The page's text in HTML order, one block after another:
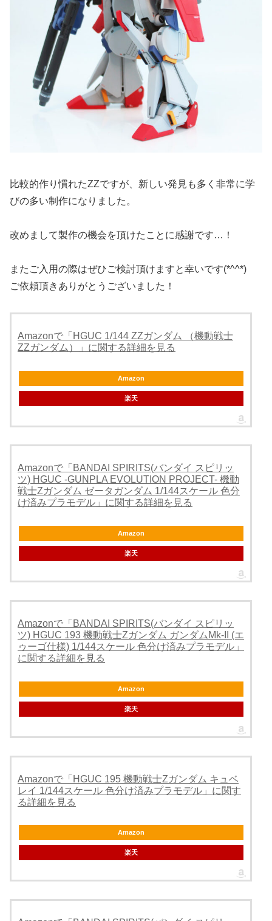
比較的作り慣れたZZですが、新しい発見も多く非常に学
びの多い制作になりました。
改めまして製作の機会を頂けたことに感謝です…！
またご入用の際はぜひご検討頂けますと幸いです(*^^*)
ご依頼頂きありがとうございました！
Amazonで「HGUC 1/144 ZZガンダム （機動戦士
ZZガンダム）」に関する詳細を見る
Amazon
楽天
Amazonで「BANDAI SPIRITS(バンダイ スピリッ
ツ) HGUC -GUNPLA EVOLUTION PROJECT- 機動
戦士Zガンダム ゼータガンダム 1/144スケール 色分
け済みプラモデル」に関する詳細を見る
Amazon
楽天
Amazonで「BANDAI SPIRITS(バンダイ スピリッ
ツ) HGUC 193 機動戦士Zガンダム ガンダムMk-II (エ
ゥーゴ仕様) 1/144スケール 色分け済みプラモデル」
に関する詳細を見る
Amazon
楽天
Amazonで「HGUC 195 機動戦士Zガンダム キュベ
レイ 1/144スケール 色分け済みプラモデル」に関す
る詳細を見る
Amazon
楽天